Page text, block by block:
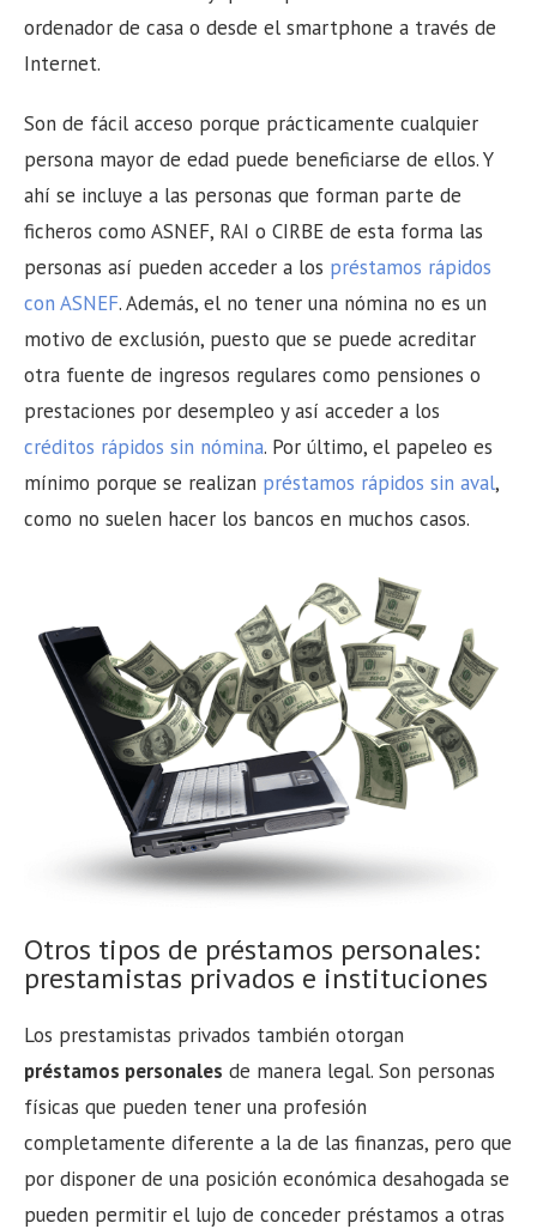
ordenador de casa o desde el smartphone a través de
Internet.
Son de fácil acceso porque prácticamente cualquier
persona mayor de edad puede beneficiarse de ellos. Y
ahí se incluye a las personas que forman parte de
ficheros como ASNEF, RAI o CIRBE de esta forma las
personas así pueden acceder a los préstamos rápidos
con ASNEF. Además, el no tener una nómina no es un
motivo de exclusión, puesto que se puede acreditar
otra fuente de ingresos regulares como pensiones o
prestaciones por desempleo y así acceder a los
créditos rápidos sin nómina. Por último, el papeleo es
mínimo porque se realizan préstamos rápidos sin aval,
como no suelen hacer los bancos en muchos casos.
Otros tipos de préstamos personales:
prestamistas privados e instituciones
Los prestamistas privados también otorgan
préstamos personales de manera legal. Son personas
físicas que pueden tener una profesión
completamente diferente a la de las finanzas, pero que
por disponer de una posición económica desahogada se
pueden permitir el lujo de conceder préstamos a otras